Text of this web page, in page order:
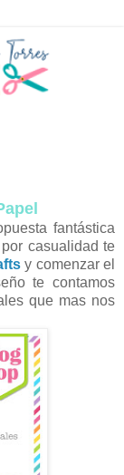
fantástica
casualidad te
y comenzar el
te contamos
que mas nos